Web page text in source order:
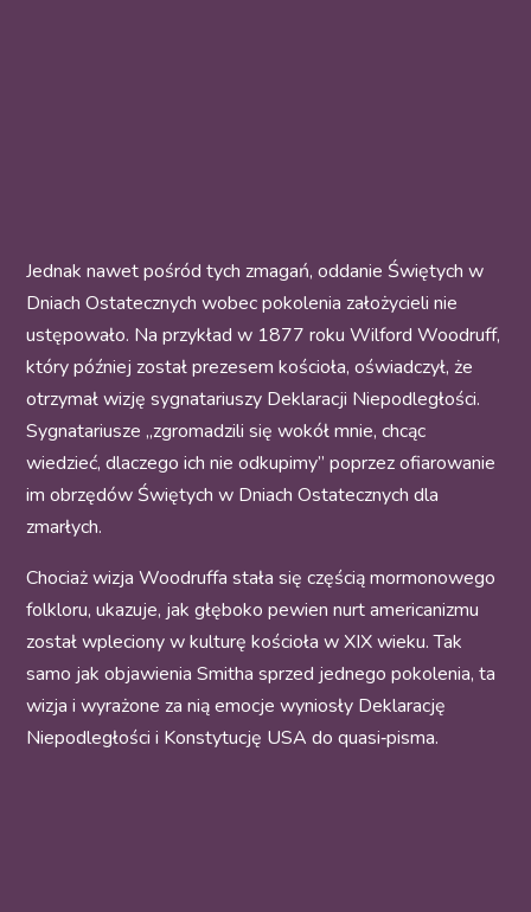
Jednak nawet pośród tych zmagań, oddanie Świętych w
Dniach Ostatecznych wobec pokolenia założycieli nie
ustępowało. Na przykład w 1877 roku Wilford Woodruff,
który później został prezesem kościoła, oświadczył, że
otrzymał wizję sygnatariuszy Deklaracji Niepodległości.
Sygnatariusze „zgromadzili się wokół mnie, chcąc
wiedzieć, dlaczego ich nie odkupimy” poprzez ofiarowanie
im obrzędów Świętych w Dniach Ostatecznych dla
zmarłych.
Chociaż wizja Woodruffa stała się częścią mormonowego
folkloru, ukazuje, jak głęboko pewien nurt americanizmu
został wpleciony w kulturę kościoła w XIX wieku. Tak
samo jak objawienia Smitha sprzed jednego pokolenia, ta
wizja i wyrażone za nią emocje wyniosły Deklarację
Niepodległości i Konstytucję USA do quasi‑pisma.